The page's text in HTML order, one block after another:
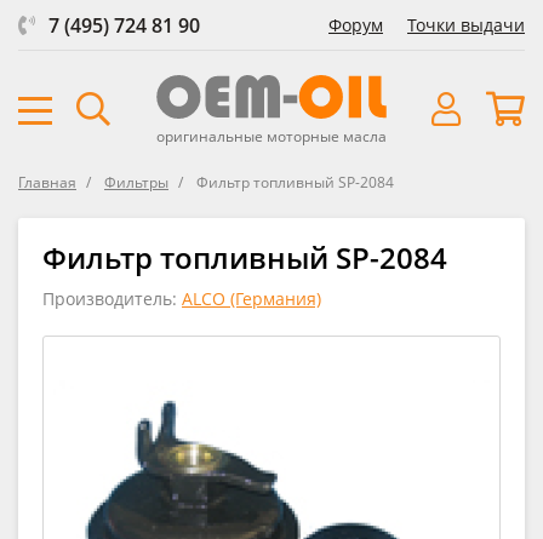
7 (495) 724 81 90 Форум Точки выдачи
оригинальные моторные масла
Главная Фильтры Фильтр топливный SP-2084
Фильтр топливный SP-2084
Производитель: ALCO (Германия)